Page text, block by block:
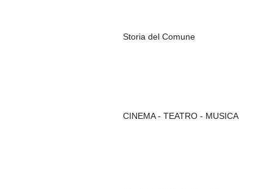
Storia del Comune
CINEMA - TEATRO - MUSICA